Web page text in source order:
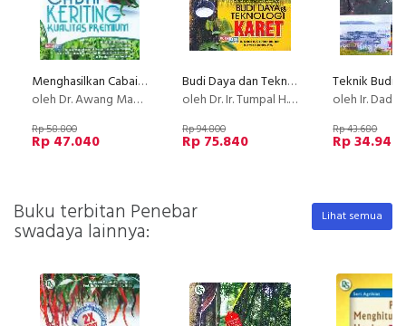
Menghasilkan Cabai Keriting Kualitas Premium
oleh Dr. Awang Maharijaya, SP., M. Si.. Prof. Dr. Muhamad Syukur, SP. M. SI
Rp 58.800
Rp 47.040
Budi Daya dan Teknologi Karet
oleh Dr. Ir. Tumpal H.S. Siregar., Dip. gr. & Ir. Irwan Suhendry, MM.
Rp 94.800
Rp 75.840
oleh Ir. Dadang
Rp 43.680
Rp 34.944
Buku terbitan Penebar
swadaya lainnya:
Lihat semua